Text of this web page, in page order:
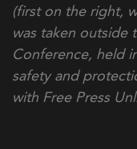
(first on the right,
was taken outside
Conference, held
safety and
with Free Press